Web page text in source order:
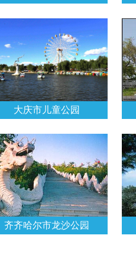
大庆市儿童公园
齐齐哈尔市龙沙公园